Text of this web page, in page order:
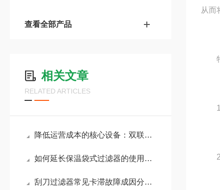
查看全部产品
相关文章
RELATED ARTICLES
降低运营成本的核心设备：双联袋式过滤器应用详解
如何延长保温袋式过滤器的使用寿命？
刮刀过滤器常见卡滞故障成因分析，快速排查与解决技巧
从而
1.
2.